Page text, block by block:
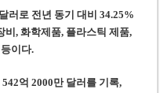
러로 전년 동기 대비 34.25%
비, 화학제품, 플라스틱 제품,
이다.
억 2000만 달러를 기록,